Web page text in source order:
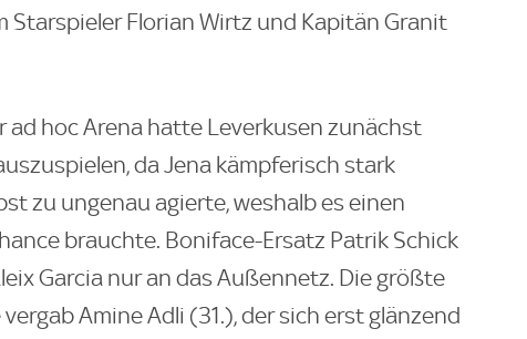
Starspieler Florian Wirtz und Kapitän Granit
ad hoc Arena hatte Leverkusen zunächst
da Jena kämpferisch stark
zu ungenau agierte, weshalb es einen
brauchte. Boniface-Ersatz Patrik Schick
Garcia nur an das Außennetz. Die größte
Amine Adli (31.), der sich erst glänzend